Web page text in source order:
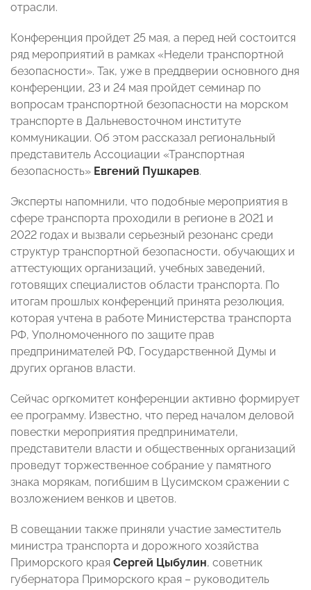
отрасли.
Конференция пройдет 25 мая, а перед ней состоится
ряд мероприятий в рамках «Недели транспортной
безопасности». Так, уже в преддверии основного дня
конференции, 23 и 24 мая пройдет семинар по
вопросам транспортной безопасности на морском
транспорте в Дальневосточном институте
коммуникации. Об этом рассказал региональный
представитель Ассоциации «Транспортная
безопасность» Евгений Пушкарев.
Эксперты напомнили, что подобные мероприятия в
сфере транспорта проходили в регионе в 2021 и
2022 годах и вызвали серьезный резонанс среди
структур транспортной безопасности, обучающих и
аттестующих организаций, учебных заведений,
готовящих специалистов области транспорта. По
итогам прошлых конференций принята резолюция,
которая учтена в работе Министерства транспорта
РФ, Уполномоченного по защите прав
предпринимателей РФ, Государственной Думы и
других органов власти.
Сейчас оргкомитет конференции активно формирует
ее программу. Известно, что перед началом деловой
повестки мероприятия предприниматели,
представители власти и общественных организаций
проведут торжественное собрание у памятного
знака морякам, погибшим в Цусимском сражении с
возложением венков и цветов.
В совещании также приняли участие заместитель
министра транспорта и дорожного хозяйства
Приморского края Сергей Цыбулин, советник
губернатора Приморского края – руководитель